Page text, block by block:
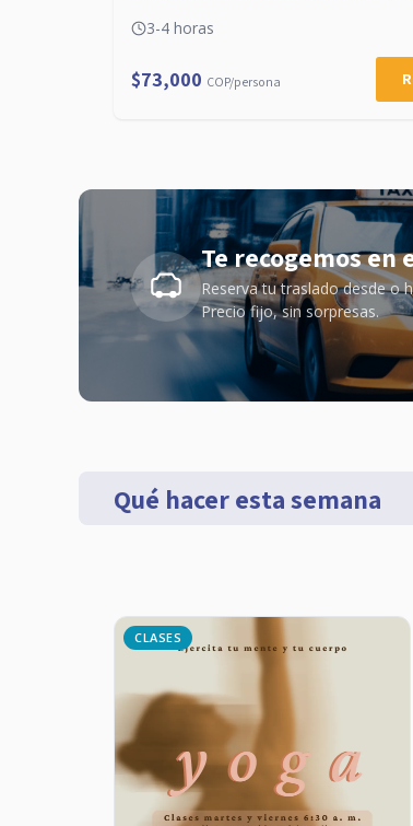
3-4 horas
$73,000 COP/persona
Te recogemos en
Reserva tu traslado desde o
Precio fijo, sin sorpresas.
Qué hacer esta semana
CLASES